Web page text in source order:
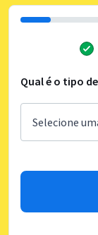
Qual é o tipo